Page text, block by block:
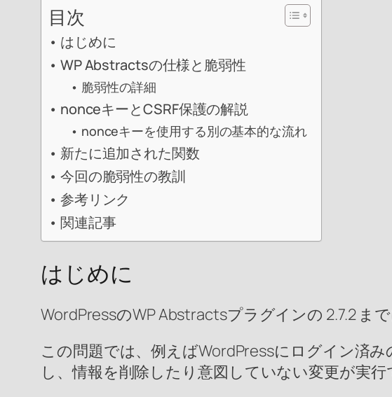
目次
はじめに
WP Abstractsの仕様と脆弱性
脆弱性の詳細
nonceキーとCSRF保護の解説
nonceキーを使用する別の基本的な流れ
新たに追加された関数
今回の脆弱性の教訓
参考リンク
関連記事
はじめに
WordPressのWP Abstractsプラグインの 2.7.2 ま
この問題では、例えばWordPressにログイン済
し、情報を削除したり意図していない変更が実行